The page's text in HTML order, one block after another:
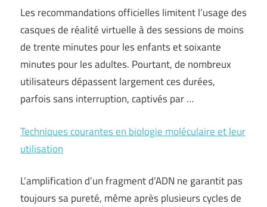
Les recommandations officielles limitent l’usage des
casques de réalité virtuelle à des sessions de moins
de trente minutes pour les enfants et soixante
minutes pour les adultes. Pourtant, de nombreux
utilisateurs dépassent largement ces durées,
parfois sans interruption, captivés par …
Techniques courantes en biologie moléculaire et leur
utilisation
L’amplification d’un fragment d’ADN ne garantit pas
toujours sa pureté, même après plusieurs cycles de